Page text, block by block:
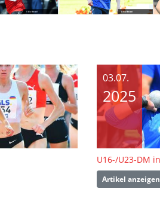
03.07.
2025
Artikel anzeigen